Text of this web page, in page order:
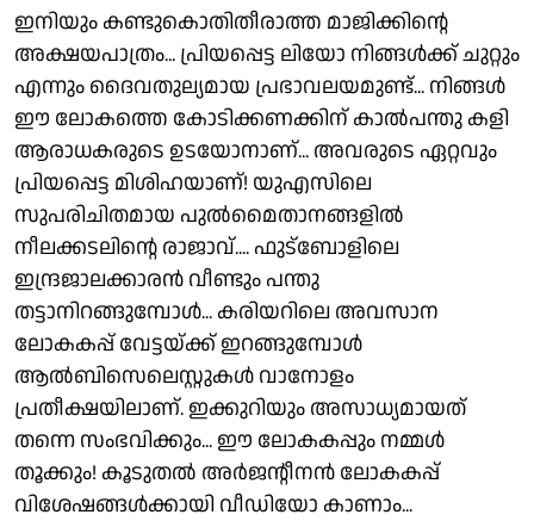
ഇനിയും കണ്ടുകൊതിതീരാത്ത മാജിക്കിൻ്റെ
അക്ഷയപാത്രം... പ്രിയപ്പെട്ട ലിയോ നിങ്ങൾക്ക് ചുറ്റും
എന്നും ദൈവതുല്യമായ പ്രഭാവലയമുണ്ട്... നിങ്ങൾ
ഈ ലോകത്തെ കോടിക്കണക്കിന് കാൽപന്തു കളി
ആരാധകരുടെ ഉടയോനാണ്... അവരുടെ ഏറ്റവും
പ്രിയപ്പെട്ട മിശിഹയാണ്! യുഎസിലെ
സുപരിചിതമായ പുൽമൈതാനങ്ങളിൽ
നീലക്കടലിൻ്റെ രാജാവ്.... ഫുട്ബോളിലെ
ഇന്ദ്രജാലക്കാരൻ വീണ്ടും പന്തു
തട്ടാനിറങ്ങുമ്പോൾ... കരിയറിലെ അവസാന
ലോകകപ്പ് വേട്ടയ്ക്ക് ഇറങ്ങുമ്പോൾ
ആൽബിസെലെസ്റ്റുകൾ വാനോളം
പ്രതീക്ഷയിലാണ്. ഇക്കുറിയും അസാധ്യമായത്
തന്നെ സംഭവിക്കും... ഈ ലോകകപ്പും നമ്മൾ
തൂക്കും! കൂടുതൽ അർജൻ്റീനൻ ലോകകപ്പ്
വിശേഷങ്ങൾക്കായി വീഡിയോ കാണാം...